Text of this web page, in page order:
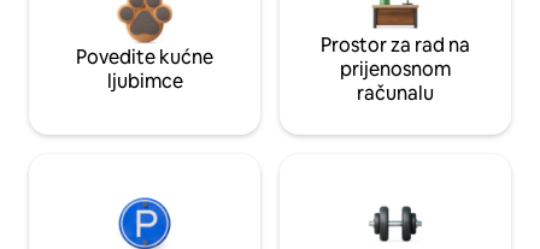
Povedite kućne
ljubimce
Prostor za rad na
prijenosnom
računalu